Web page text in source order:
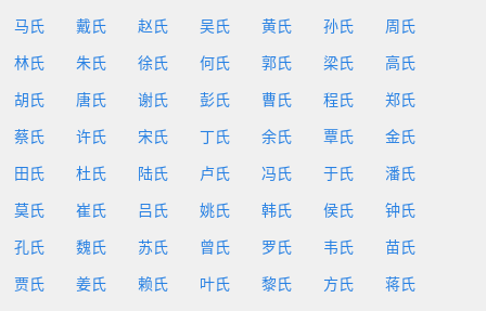
马氏 戴氏 赵氏 吴氏 黄氏 孙氏 周氏
林氏 朱氏 徐氏 何氏 郭氏 梁氏 高氏
胡氏 唐氏 谢氏 彭氏 曹氏 程氏 郑氏
蔡氏 许氏 宋氏 丁氏 余氏 覃氏 金氏
田氏 杜氏 陆氏 卢氏 冯氏 于氏 潘氏
莫氏 崔氏 吕氏 姚氏 韩氏 侯氏 钟氏
孔氏 魏氏 苏氏 曾氏 罗氏 韦氏 苗氏
贾氏 姜氏 赖氏 叶氏 黎氏 方氏 蒋氏